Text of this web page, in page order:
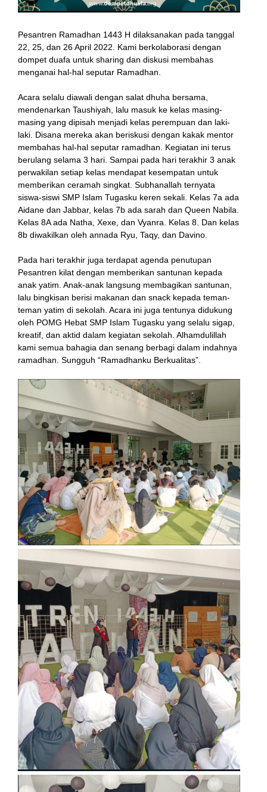
Pesantren Ramadhan 1443 H dilaksanakan pada tanggal
22, 25, dan 26 April 2022. Kami berkolaborasi dengan
dompet duafa untuk sharing dan diskusi membahas
menganai hal-hal seputar Ramadhan.
Acara selalu diawali dengan salat dhuha bersama,
mendenarkan Taushiyah, lalu masuk ke kelas masing-
masing yang dipisah menjadi kelas perempuan dan laki-
laki. Disana mereka akan beriskusi dengan kakak mentor
membahas hal-hal seputar ramadhan. Kegiatan ini terus
berulang selama 3 hari. Sampai pada hari terakhir 3 anak
perwakilan setiap kelas mendapat kesempatan untuk
memberikan ceramah singkat. Subhanallah ternyata
siswa-siswi SMP Islam Tugasku keren sekali. Kelas 7a ada
Aidane dan Jabbar, kelas 7b ada sarah dan Queen Nabila.
Kelas 8A ada Natha, Xexe, dan Vyanra. Kelas 8. Dan kelas
8b diwakilkan oleh annada Ryu, Taqy, dan Davino.
Pada hari terakhir juga terdapat agenda penutupan
Pesantren kilat dengan memberikan santunan kepada
anak yatim. Anak-anak langsung membagikan santunan,
lalu bingkisan berisi makanan dan snack kepada teman-
teman yatim di sekolah. Acara ini juga tentunya didukung
oleh POMG Hebat SMP Islam Tugasku yang selalu sigap,
kreatif, dan aktid dalam kegiatan sekolah. Alhamdulillah
kami semua bahagia dan senang berbagi dalam indahnya
ramadhan. Sungguh “Ramadhanku Berkualitas”.